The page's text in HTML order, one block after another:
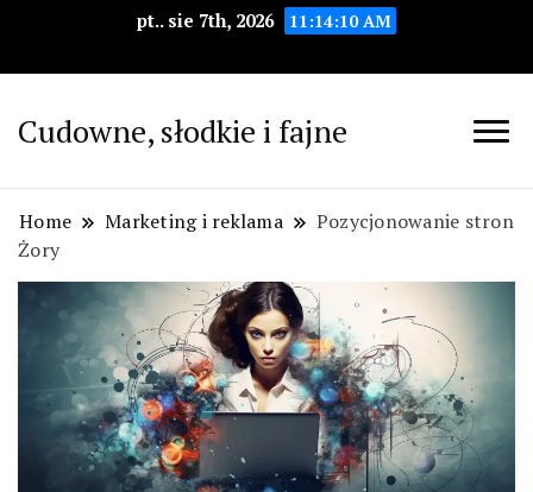
pt.. sie 7th, 2026 11:14:11 AM
Cudowne, słodkie i fajne
Home Marketing i reklama
Pozycjonowanie stron
Żory